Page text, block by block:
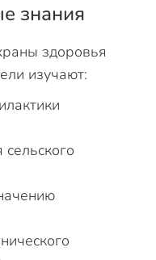
знания
здоровья
изучают: